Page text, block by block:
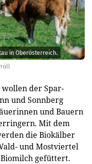
in Oberösterreich.
der Spar-
und Sonnberg
und Bauern
Mit dem
die Biokälber
und Mostviertel
gefüttert.